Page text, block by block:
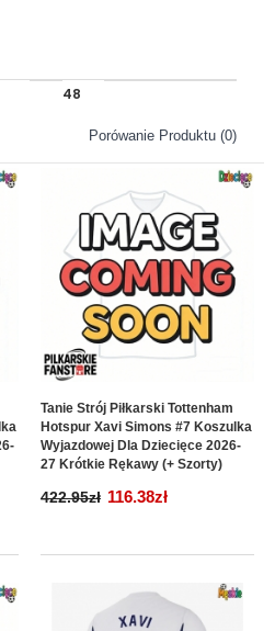
Porówanie Produktu (0)
Tanie Strój Piłkarski Tottenham
Hotspur Xavi Simons #7 Koszulka
Wyjazdowej Dla Dziecięce 2026-
27 Krótkie Rękawy (+ Szorty)
422.95zł 116.38zł